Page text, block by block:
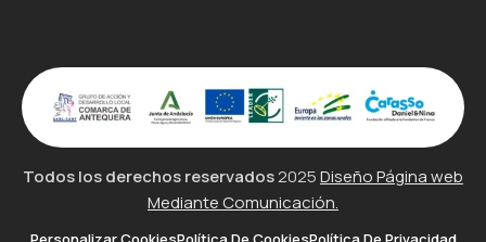
Todos los derechos reservados2025Diseño Página web
Mediante Comunicación.